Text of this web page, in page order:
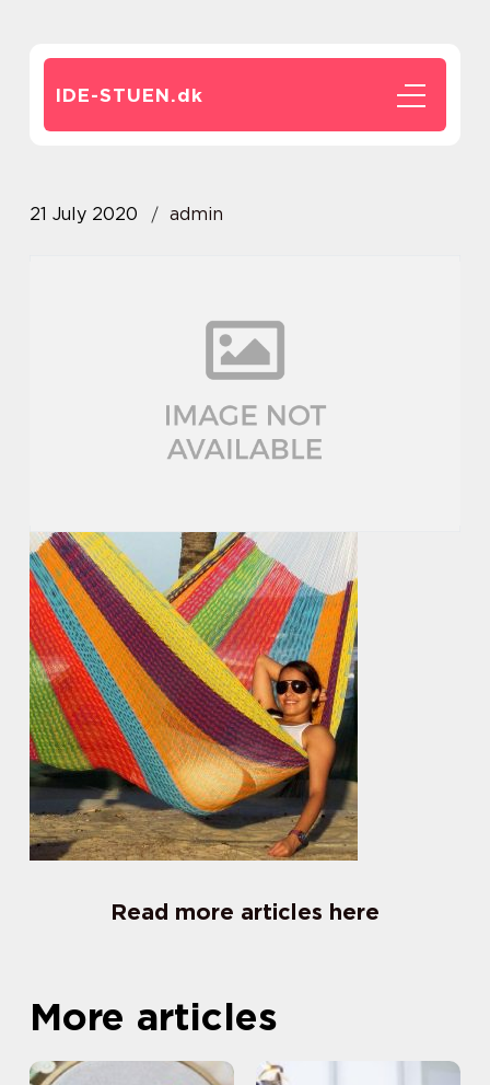
IDE-STUEN.dk
21 July 2020 admin
Read more articles here
More articles